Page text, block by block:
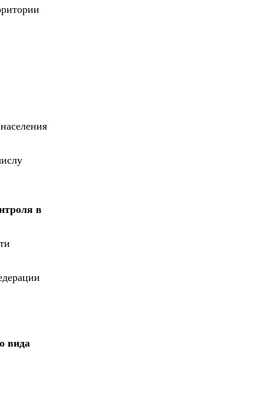
в
вида